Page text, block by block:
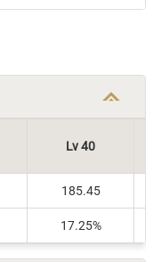
Lv 40
185.45
17.25%